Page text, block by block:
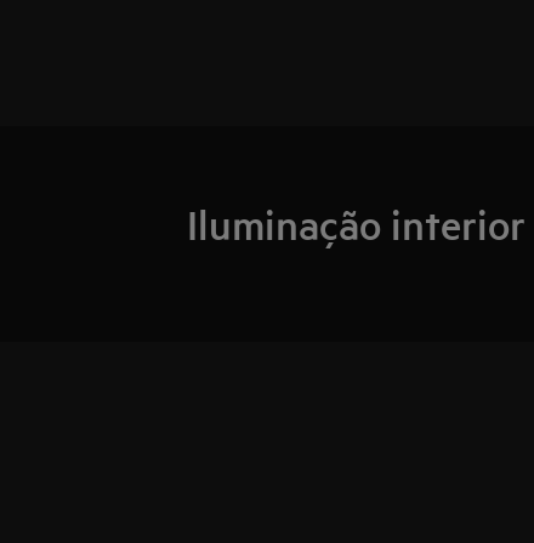
Iluminação interior